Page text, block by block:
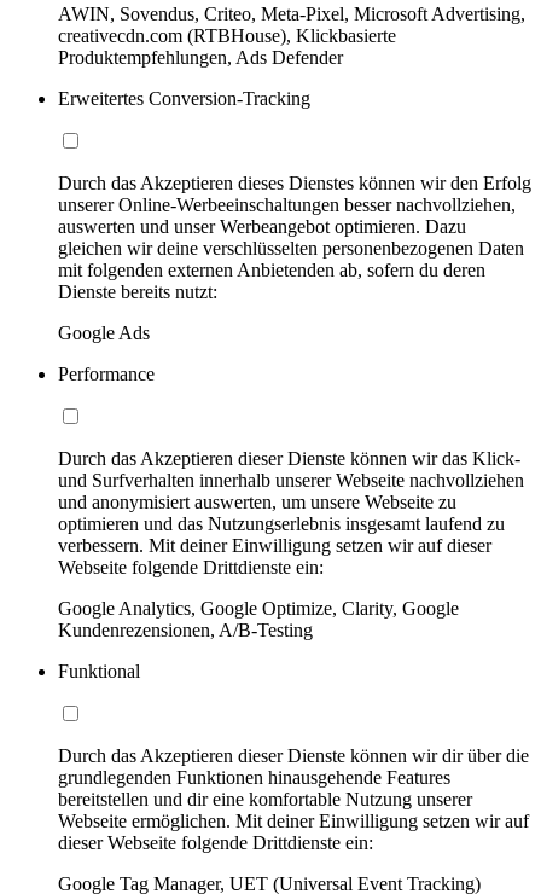
AWIN, Sovendus, Criteo, Meta-Pixel, Microsoft Advertising,
creativecdn.com (RTBHouse), Klickbasierte
Produktempfehlungen, Ads Defender
Erweitertes Conversion-Tracking
Durch das Akzeptieren dieses Dienstes können wir den Erfolg
unserer Online-Werbeeinschaltungen besser nachvollziehen,
auswerten und unser Werbeangebot optimieren. Dazu
gleichen wir deine verschlüsselten personenbezogenen Daten
mit folgenden externen Anbietenden ab, sofern du deren
Dienste bereits nutzt:
Google Ads
Performance
Durch das Akzeptieren dieser Dienste können wir das Klick-
und Surfverhalten innerhalb unserer Webseite nachvollziehen
und anonymisiert auswerten, um unsere Webseite zu
optimieren und das Nutzungserlebnis insgesamt laufend zu
verbessern. Mit deiner Einwilligung setzen wir auf dieser
Webseite folgende Drittdienste ein:
Google Analytics, Google Optimize, Clarity, Google
Kundenrezensionen, A/B-Testing
Funktional
Durch das Akzeptieren dieser Dienste können wir dir über die
grundlegenden Funktionen hinausgehende Features
bereitstellen und dir eine komfortable Nutzung unserer
Webseite ermöglichen. Mit deiner Einwilligung setzen wir auf
dieser Webseite folgende Drittdienste ein:
Google Tag Manager, UET (Universal Event Tracking)